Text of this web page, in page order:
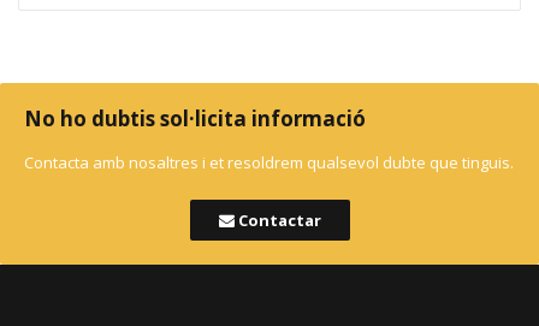
No ho dubtis sol·licita informació
Contacta amb nosaltres i et resoldrem qualsevol dubte que tinguis.
Contactar